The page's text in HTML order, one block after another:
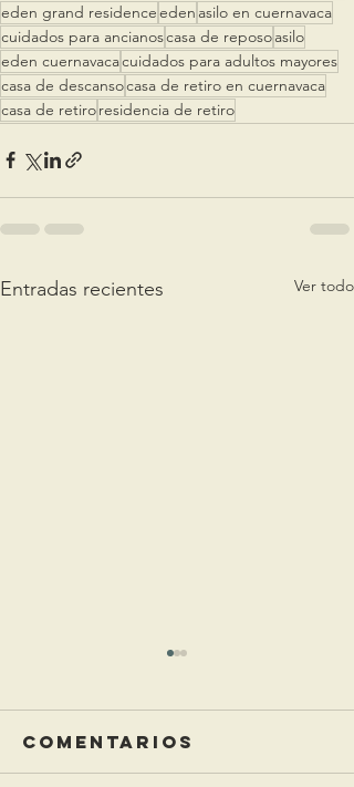
eden grand residenceeden asilo en cuernavaca
cuidados para ancianoscasa de reposoasilo
eden cuernavacacuidados para adultos mayores
casa de descansocasa de retiro en cuernavaca
casa de retiroresidencia de retiro
Entradas recientes Ver todo
Comentarios